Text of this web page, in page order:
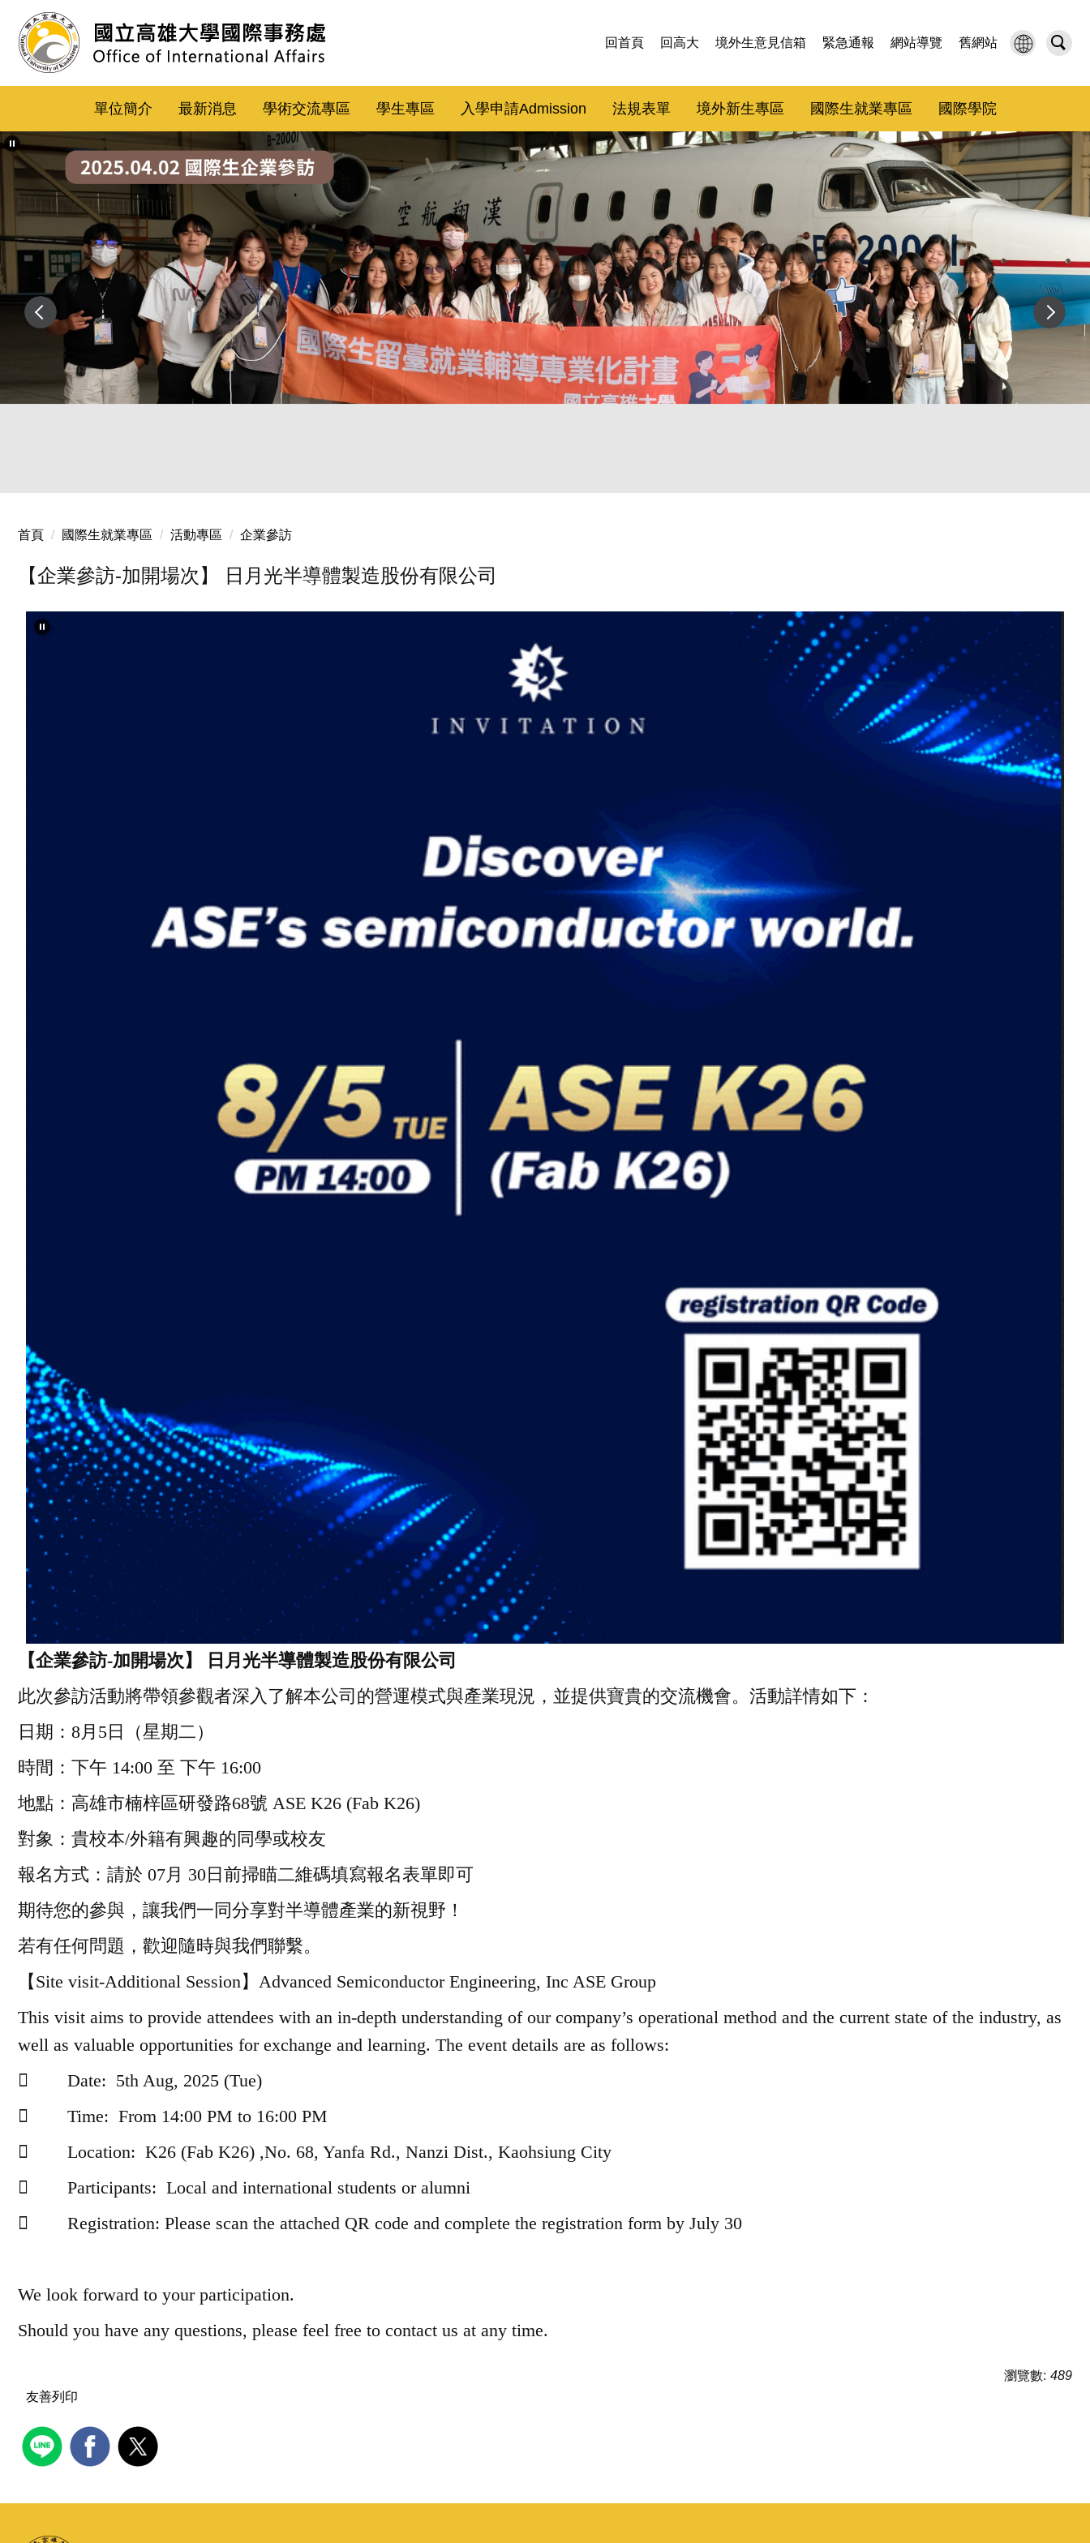
到
主
內
區
回首頁 回高大 境外生意見信箱 緊急通報 網站導覽 舊網站
單位簡介 最新消息 學術交流專區 學生專區 入學申請Admission 法規表單 境外新生專區 國際生就業專區 國際學院
首頁 國際生就業專區 活動專區 企業參訪
【企業參訪-加開場次】 日月光半導體製造股份有限公司
【企業參訪-加開場次】 日月光半導體製造股份有限公司
此次參訪活動將帶領參觀者深入了解本公司的營運模式與產業現況，並提供寶貴的交流機會。活動詳情如下：
日期：8月 5日（星期二）
時間：下午 14:00 至 下午 16:00
地點：高雄市楠梓區研發路68號 ASE K26 (Fab K26)
對象：貴校本/外籍有興趣的同學或校友
報名方式：請於 07月 30日前掃瞄二維碼填寫報名表單即可
期待您的參與，讓我們一同分享對半導體產業的新視野！
若有任何問題，歡迎隨時與我們聯繫。
【Site visit-Additional Session】Advanced Semiconductor Engineering, Inc ASE Group
This visit aims to provide attendees with an in-depth understanding of our company’s operational method and the current state of the industry, as
well as valuable opportunities for exchange and learning. The event details are as follows:
 Date: 5th Aug, 2025 (Tue)
 Time: From 14:00 PM to 16:00 PM
 Location: K26 (Fab K26) ,No. 68, Yanfa Rd., Nanzi Dist., Kaohsiung City
 Participants: Local and international students or alumni
 Registration: Please scan the attached QR code and complete the registration form by July 30
We look forward to your participation.
Should you have any questions, please feel free to contact us at any time.
瀏覽數: 489
友善列印